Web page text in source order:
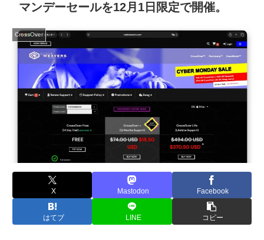
マンデーセールを12月1日限定で開催。
CrossOver
X Mastodon Facebook
はてブ LINE コピー